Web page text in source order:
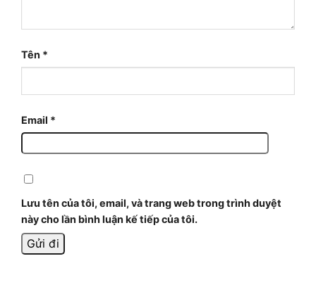
Tên *
Email *
Lưu tên của tôi, email, và trang web trong trình duyệt
này cho lần bình luận kế tiếp của tôi.